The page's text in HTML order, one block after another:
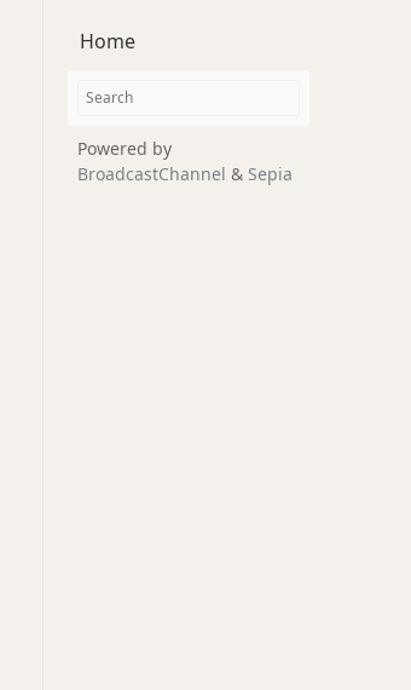
Home
Powered by
BroadcastChannel & Sepia